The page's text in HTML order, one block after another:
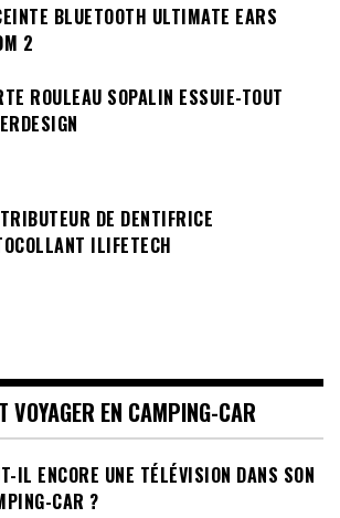
BLUETOOTH ULTIMATE EARS
2
ROULEAU SOPALIN ESSUIE-TOUT
DE DENTIFRICE
ILIFETECH
VOYAGER EN CAMPING-CAR
IL ENCORE UNE TÉLÉVISION DANS SON
CAR ?